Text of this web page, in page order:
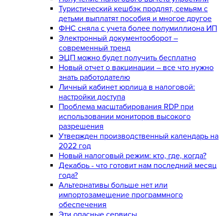
Туристический кешбэк продлят, семьям с
детьми выплатят пособия и многое другое
ФНС сняла с учета более полумиллиона ИП
Электронный документооборот –
современный тренд
ЭЦП можно будет получить бесплатно
Новый отчет о вакцинации – все что нужно
знать работодателю
Личный кабинет юрлица в налоговой:
настройки доступа
Проблема масштабирования RDP при
использовании мониторов высокого
разрешения
Утвержден производственный календарь на
2022 год
Новый налоговый режим: кто, где, когда?
Декабрь - что готовит нам последний месяц
года?
Альтернативы больше нет или
импортозамещение программного
обеспечения